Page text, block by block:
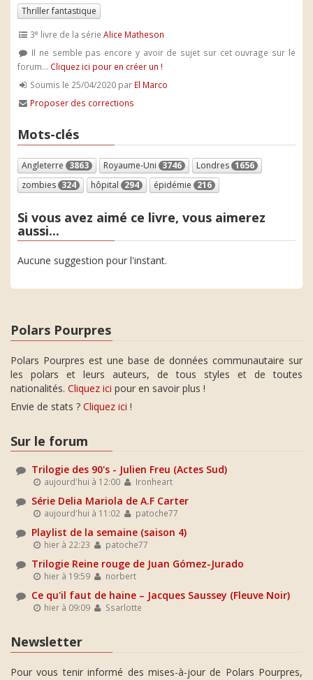
Thriller fantastique
3e livre de la sérieAlice Matheson
Il ne semble pas encore y avoir de sujet sur cet ouvrage sur le
forum... Cliquez ici pour en créer un !
Soumis le 25/04/2020 par El Marco
Proposer des corrections
Mots-clés
Angleterre 3863 Royaume-Uni 3746 Londres 1656
zombies 324 hôpital 294 épidémie 216
Si vous avez aimé ce livre, vous aimerez
aussi...
Aucune suggestion pour l'instant.
Polars Pourpres
Polars Pourpres est une base de données communautaire sur
les polars et leurs auteurs, de tous styles et de toutes
nationalités. Cliquez ici pour en savoir plus !
Envie de stats ? Cliquez ici !
Sur le forum
Trilogie des 90's - Julien Freu (Actes Sud)
aujourd'hui à 12:00 Ironheart
Série Delia Mariola de A.F Carter
aujourd'hui à 11:02 patoche77
Playlist de la semaine (saison 4)
hier à 22:23 patoche77
Trilogie Reine rouge de Juan Gómez-Jurado
hier à 19:59 norbert
Ce qu'il faut de haine – Jacques Saussey (Fleuve Noir)
hier à 09:09 Ssarlotte
Newsletter
Pour vous tenir informé des mises-à-jour de Polars Pourpres,